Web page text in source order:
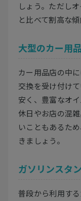
しょう。ただし
と比べて割高な傾
大型のカー用
カー用品店の中
交換を受け付け
安く、豊富なオ
休日やお店の混
いこともあるた
きましょう。
ガソリンスタ
普段から利用す